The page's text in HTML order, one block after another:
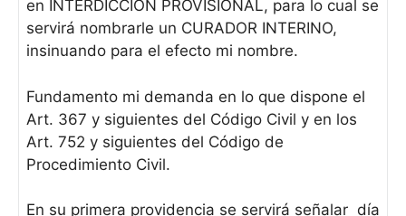
en INTERDICCION PROVISIONAL, para lo cual se
servirá nombrarle un CURADOR INTERINO,
insinuando para el efecto mi nombre.
Fundamento mi demanda en lo que dispone el
Art. 367 y siguientes del Código Civil y en los
Art. 752 y siguientes del Código de
Procedimiento Civil.
En su primera providencia se servirá señalar día